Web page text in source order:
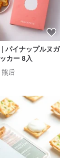
パイナップルヌガ
カー 8入
后